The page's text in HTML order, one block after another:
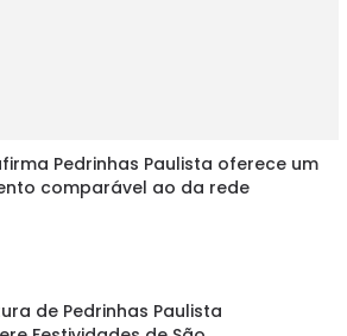
Pedrinhas Paulista oferece um
comparável ao da rede
de Pedrinhas Paulista